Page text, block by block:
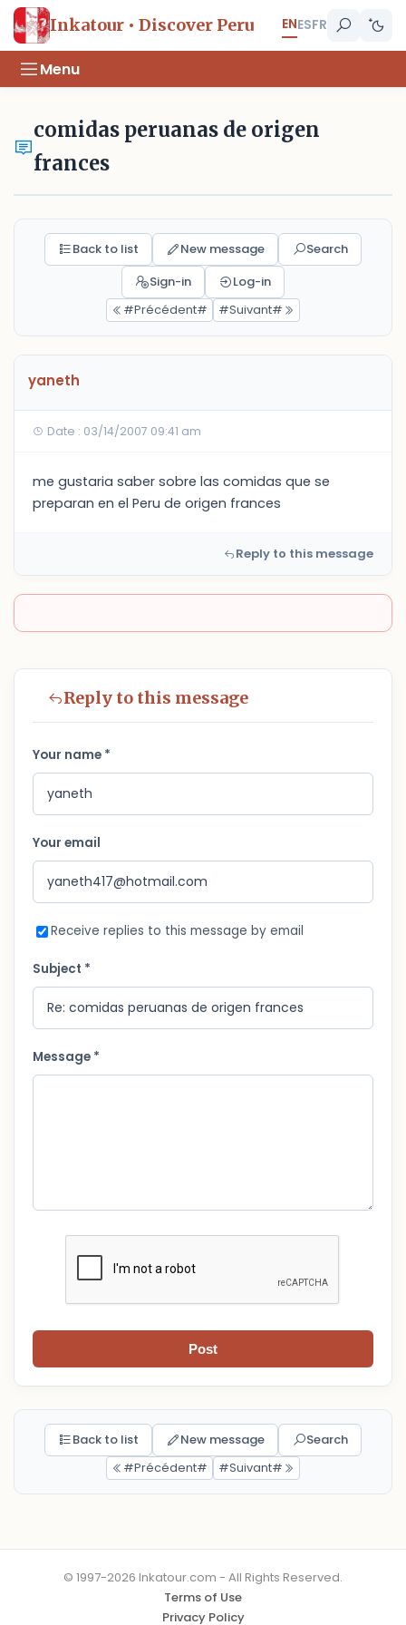
Inkatour • Discover Peru ENESFR
Menu
comidas peruanas de origen
frances
Back to list New message
Search
Sign-in
Log-in
#Précédent#
#Suivant#
yaneth
Date : 03/14/2007 09:41 am
me gustaria saber sobre las comidas que se
preparan en el Peru de origen frances
Reply to this message
Reply to this message
Your name *
Your email
Receive replies to this message by email
Subject *
Message *
Post
Back to list New message
Search
#Précédent#
#Suivant#
© 1997-2026 Inkatour.com - All Rights Reserved.
Terms of Use
Privacy Policy